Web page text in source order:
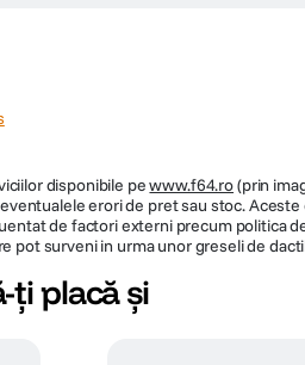
disponibile pewww.f64.ro(prin
erori de pret sau stoc.
de factori externi precum politica
pot surveni in urma unor greseli de
ți placă și